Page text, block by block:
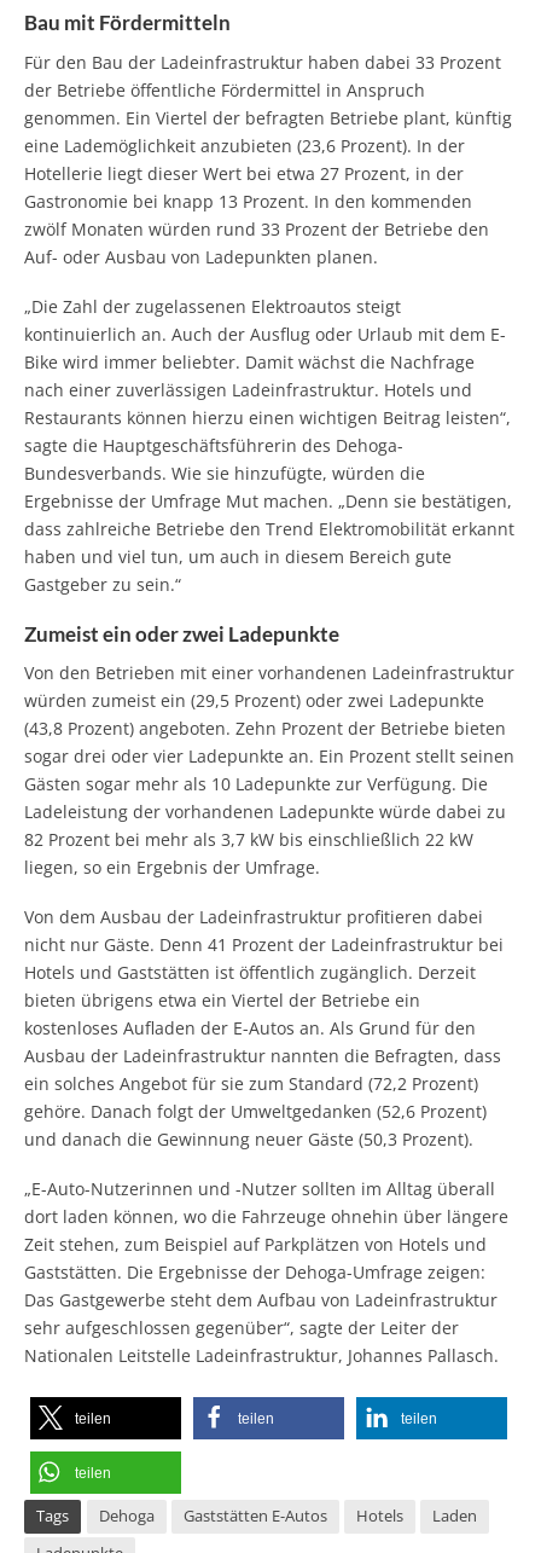
Bau mit Fördermitteln
Für den Bau der Ladeinfrastruktur haben dabei 33 Prozent
der Betriebe öffentliche Fördermittel in Anspruch
genommen. Ein Viertel der befragten Betriebe plant, künftig
eine Lademöglichkeit anzubieten (23,6 Prozent). In der
Hotellerie liegt dieser Wert bei etwa 27 Prozent, in der
Gastronomie bei knapp 13 Prozent. In den kommenden
zwölf Monaten würden rund 33 Prozent der Betriebe den
Auf- oder Ausbau von Ladepunkten planen.
„Die Zahl der zugelassenen Elektroautos steigt
kontinuierlich an. Auch der Ausflug oder Urlaub mit dem E-
Bike wird immer beliebter. Damit wächst die Nachfrage
nach einer zuverlässigen Ladeinfrastruktur. Hotels und
Restaurants können hierzu einen wichtigen Beitrag leisten“,
sagte die Hauptgeschäftsführerin des Dehoga-
Bundesverbands. Wie sie hinzufügte, würden die
Ergebnisse der Umfrage Mut machen. „Denn sie bestätigen,
dass zahlreiche Betriebe den Trend Elektromobilität erkannt
haben und viel tun, um auch in diesem Bereich gute
Gastgeber zu sein.“
Zumeist ein oder zwei Ladepunkte
Von den Betrieben mit einer vorhandenen Ladeinfrastruktur
würden zumeist ein (29,5 Prozent) oder zwei Ladepunkte
(43,8 Prozent) angeboten. Zehn Prozent der Betriebe bieten
sogar drei oder vier Ladepunkte an. Ein Prozent stellt seinen
Gästen sogar mehr als 10 Ladepunkte zur Verfügung. Die
Ladeleistung der vorhandenen Ladepunkte würde dabei zu
82 Prozent bei mehr als 3,7 kW bis einschließlich 22 kW
liegen, so ein Ergebnis der Umfrage.
Von dem Ausbau der Ladeinfrastruktur profitieren dabei
nicht nur Gäste. Denn 41 Prozent der Ladeinfrastruktur bei
Hotels und Gaststätten ist öffentlich zugänglich. Derzeit
bieten übrigens etwa ein Viertel der Betriebe ein
kostenloses Aufladen der E-Autos an. Als Grund für den
Ausbau der Ladeinfrastruktur nannten die Befragten, dass
ein solches Angebot für sie zum Standard (72,2 Prozent)
gehöre. Danach folgt der Umweltgedanken (52,6 Prozent)
und danach die Gewinnung neuer Gäste (50,3 Prozent).
„E-Auto-Nutzerinnen und -Nutzer sollten im Alltag überall
dort laden können, wo die Fahrzeuge ohnehin über längere
Zeit stehen, zum Beispiel auf Parkplätzen von Hotels und
Gaststätten. Die Ergebnisse der Dehoga-Umfrage zeigen:
Das Gastgewerbe steht dem Aufbau von Ladeinfrastruktur
sehr aufgeschlossen gegenüber“, sagte der Leiter der
Nationalen Leitstelle Ladeinfrastruktur, Johannes Pallasch.
teilen teilen teilen
teilen
Tags Dehoga Gaststätten E-Autos Hotels
Laden